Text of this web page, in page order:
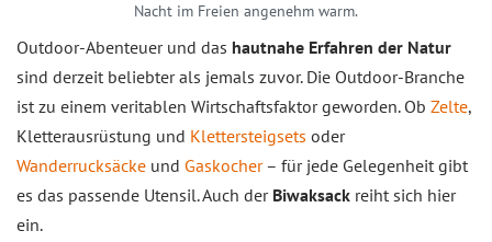
Nacht im Freien angenehm warm.
Outdoor-Abenteuer und das hautnahe Erfahren der Natur
sind derzeit beliebter als jemals zuvor. Die Outdoor-Branche
ist zu einem veritablen Wirtschaftsfaktor geworden. Ob Zelte,
Kletterausrüstung und Klettersteigsets oder
Wanderrucksäcke und Gaskocher– für jede Gelegenheit gibt
es das passende Utensil. Auch der Biwaksack reiht sich hier
ein.